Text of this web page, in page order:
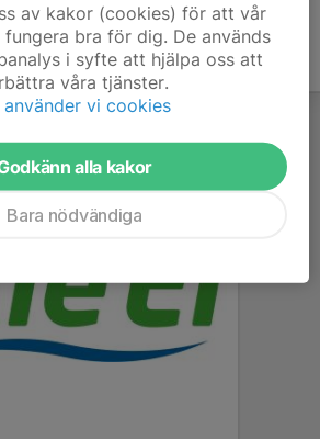
av kakor (cookies) för att vår
bra för dig. De används
i syfte att hjälpa oss att
våra tjänster.
använder vi cookies
alla kakor
Bara nödvändiga